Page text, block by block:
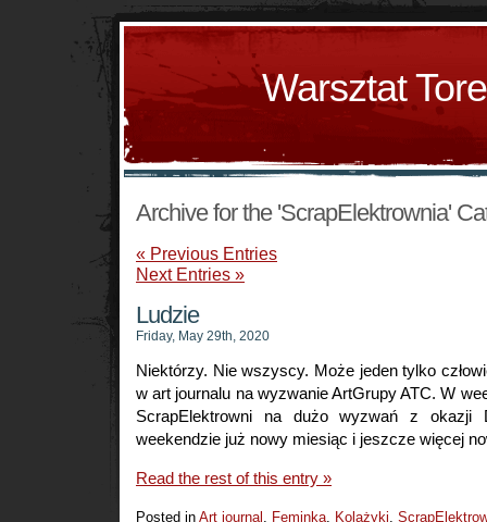
Warsztat
Archive for the 'ScrapElektrownia'
« Previous Entries
Next Entries »
Ludzie
Friday, May 29th, 2020
Niektórzy. Nie wszyscy. Może jeden tylko
w art journalu na wyzwanie ArtGrupy ATC. W
ScrapElektrowni na dużo wyzwań z okazji
weekendzie już nowy miesiąc i jeszcze więcej
Read the rest of this entry »
Posted in Art journal , Feminka, Kolażyki,